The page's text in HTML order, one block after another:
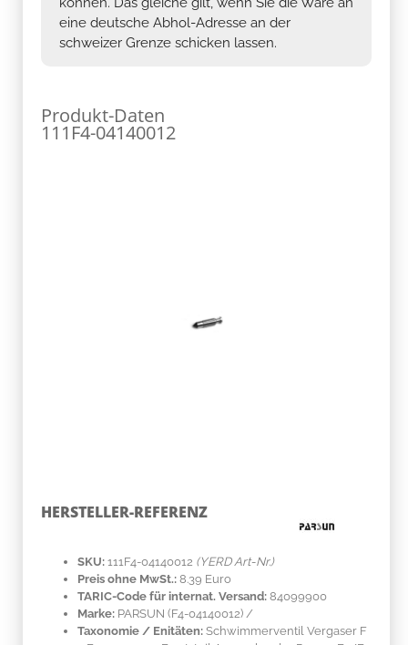
eine deutsche Abhol-Adresse an der
schweizer Grenze schicken lassen.
Produkt-Daten
111F4-04140012
HERSTELLER-REFERENZ
SKU: 111F4-04140012 (YERD Art-Nr.)
Preis ohne MwSt.: 8.39 Euro
TARIC-Code für internat. Versand: 84099900
Marke: PARSUN (F4-04140012) /
Taxonomie / Enitäten: Schwimmerventil Vergaser F